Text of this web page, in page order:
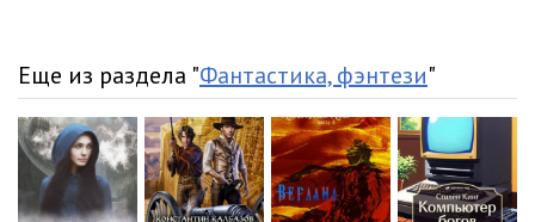
Еще из раздела "Фантастика, фэнтези"